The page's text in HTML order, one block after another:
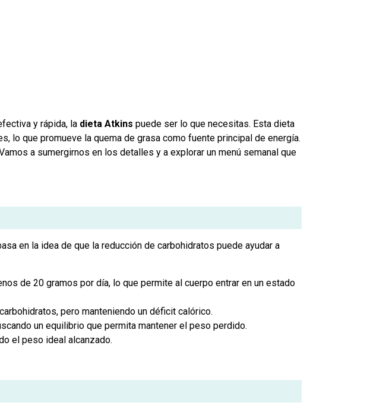
y rápida, la dieta Atkins puede ser lo que necesitas. Esta dieta
lo que promueve la quema de grasa como fuente principal de energía.
a sumergirnos en los detalles y a explorar un menú semanal que
en la idea de que la reducción de carbohidratos puede ayudar a
de 20 gramos por día, lo que permite al cuerpo entrar en un estado
pero manteniendo un déficit calórico.
un equilibrio que permita mantener el peso perdido.
el peso ideal alcanzado.